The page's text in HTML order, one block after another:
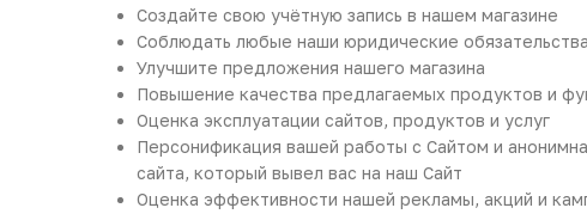
Создайте свою учётную запись в нашем магазине
Соблюдать любые наши юридические
Улучшите предложения нашего магазина
Повышение качества предлагаемых продуктов и
Оценка эксплуатации сайтов, продуктов и услуг
Персонификация вашей работы с Сайтом и
сайта, который вывел вас на наш Сайт
Оценка эффективности нашей рекламы, акций и